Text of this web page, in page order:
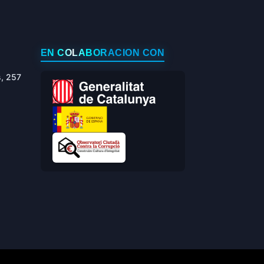
257
EN COLABORACIÓN CON